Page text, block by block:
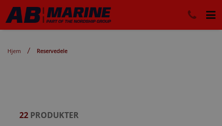
Hjem Reservedele
22PRODUKTER